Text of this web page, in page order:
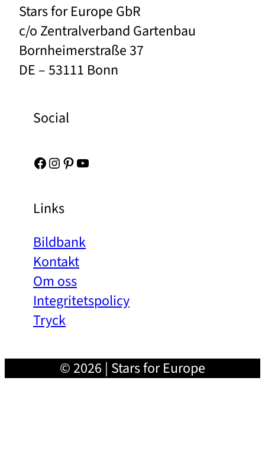
Stars for Europe GbR
c/o Zentralverband Gartenbau
Bornheimerstraße 37
DE – 53111 Bonn
Social
Facebook Instagram Pinterest YouTube
Links
Bildbank
Kontakt
Om oss
Integritetspolicy
Tryck
© 2026 | Stars for Europe